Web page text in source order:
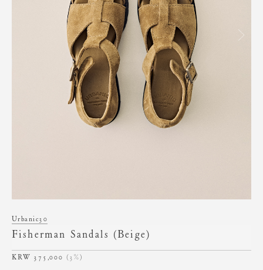
Urbanic30
Fisherman Sandals (Beige)
375,000 (3%)